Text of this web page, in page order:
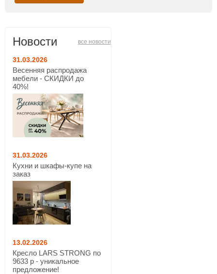
Новости все новости
31.03.2026
Весенняя распродажа
мебели - СКИДКИ до
40%!
31.03.2026
Кухни и шкафы-купе на
заказ
13.02.2026
Кресло LARS STRONG по
9633 р - уникальное
предложение!